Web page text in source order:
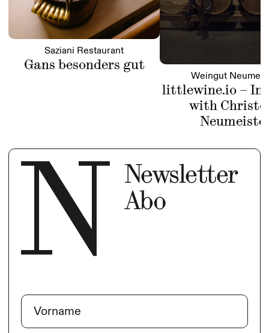
Saziani Restaurant
Gans besonders gut
Weingut
littlewine.io –
with
Newsletter
Abo
Name